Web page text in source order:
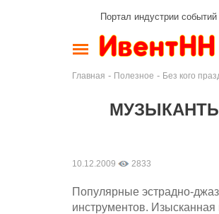
Портал индустрии
Главная - Полезное - Без кого
10.12.2009 2833
Популярные эстрадно-
инструментов.